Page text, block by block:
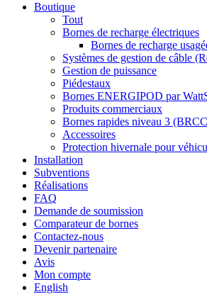
Boutique
Tout
Bornes de recharge électriques
Bornes de recharge
Systèmes de gestion de câble
Gestion de puissance
Piédestaux
Bornes ENERGIPOD par
Produits commerciaux
Bornes rapides niveau 3
Accessoires
Protection hivernale pour
Installation
Subventions
Réalisations
FAQ
Demande de soumission
Comparateur de bornes
Contactez-nous
Devenir partenaire
Avis
Mon compte
English